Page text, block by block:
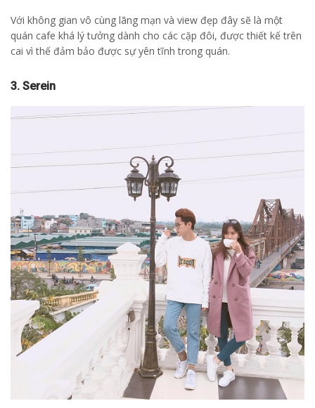
Với không gian vô cùng lãng mạn và view đẹp đây sẽ là một
quán cafe khá lý tưởng dành cho các cặp đôi, được thiết kế trên
cai vì thế đảm bảo được sự yên tĩnh trong quán.
3. Serein